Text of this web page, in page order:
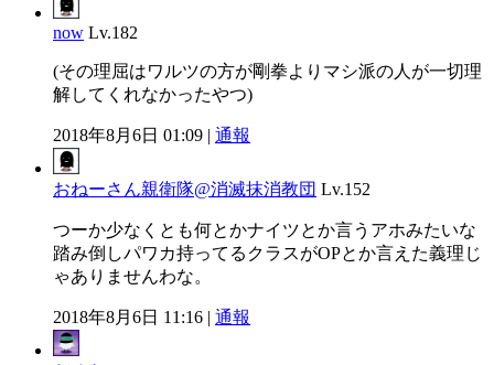
now Lv.182
(その理屈はワルツの方が剛拳よりマシ派の人が一切理
解してくれなかったやつ)
2018年8月6日 01:09 | 通報
おねーさん親衛隊@消滅抹消教団 Lv.152
つーか少なくとも何とかナイツとか言うアホみたいな
踏み倒しパワカ持ってるクラスがOPとか言えた義理じ
ゃありませんわな。
2018年8月6日 11:16 | 通報